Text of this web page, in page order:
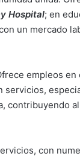
Hospital; en
un mercado
empleos en
servicios,
contribuyendo
con